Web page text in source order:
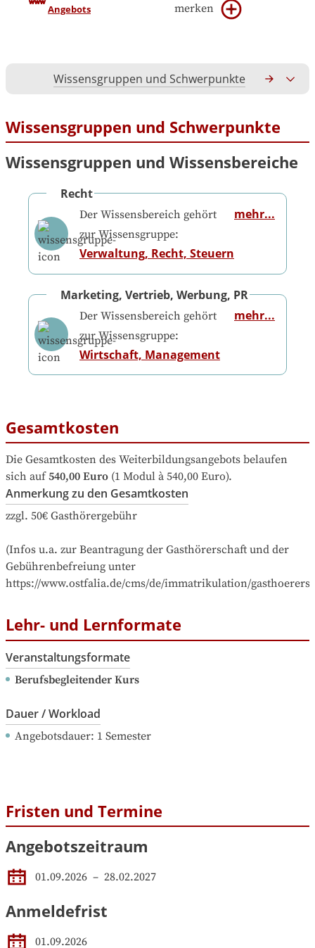
Angebots
merken
Wissensgruppen und Schwerpunkte
Wissensgruppen und Schwerpunkte
Wissensgruppen und Wissensbereiche
Recht
Der Wissensbereich gehört
zur Wissensgruppe:
Verwaltung, Recht, Steuern
mehr...
Marketing, Vertrieb, Werbung, PR
Der Wissensbereich gehört
zur Wissensgruppe:
Wirtschaft, Management
mehr...
Gesamtkosten
Die Gesamtkosten des Weiterbildungsangebots belaufen
sich auf 540,00 Euro (1 Modul à 540,00 Euro).
Anmerkung zu den Gesamtkosten
zzgl. 50€ Gasthörergebühr
(Infos u.a. zur Beantragung der Gasthörerschaft und der
Gebührenbefreiung unter
https://www.ostfalia.de/cms/de/immatrikulation/
Lehr- und Lernformate
Veranstaltungsformate
Berufsbegleitender Kurs
Dauer / Workload
Angebotsdauer: 1 Semester
Fristen und Termine
Angebotszeitraum
01.09.2026 – 28.02.2027
Anmeldefrist
01.09.2026